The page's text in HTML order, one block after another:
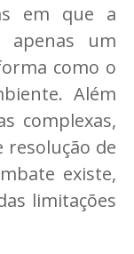
em que a
apenas um
como o
Além
complexas,
resolução de
existe,
limitações